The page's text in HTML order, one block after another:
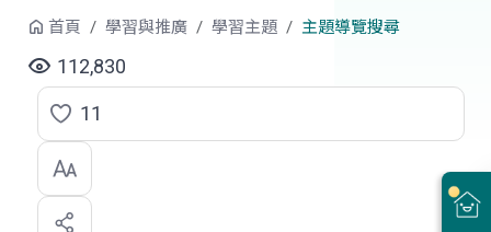
站
尋
首頁 學習與推廣 學習主題 主題導覽搜尋
112,830
點
選
喜
11